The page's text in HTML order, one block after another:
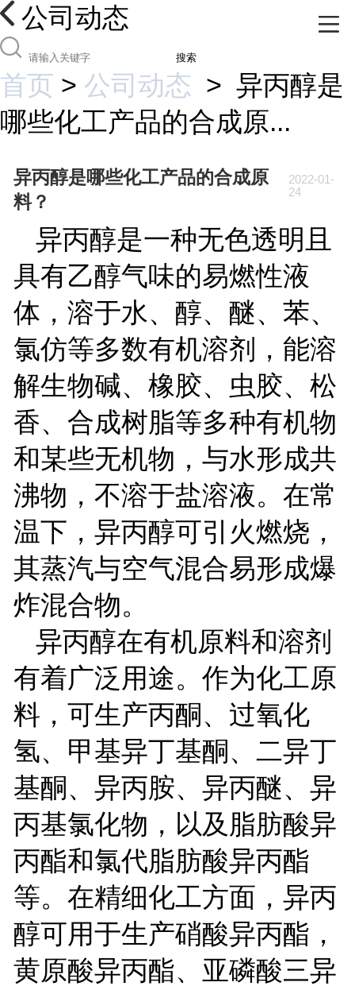
公司动态
搜索
首页 > 公司动态 > 异丙醇是
哪些化工产品的合成原...
异丙醇是哪些化工产品的合成原
料？
2022-01-
24
异丙醇是一种无色透明且
具有乙醇气味的易燃性液
体，溶于水、醇、醚、苯、
氯仿等多数有机溶剂，能溶
解生物碱、橡胶、虫胶、松
香、合成树脂等多种有机物
和某些无机物，与水形成共
沸物，不溶于盐溶液。在常
温下，异丙醇可引火燃烧，
其蒸汽与空气混合易形成爆
炸混合物。
异丙醇在有机原料和溶剂
有着广泛用途。作为化工原
料，可生产丙酮、过氧化
氢、甲基异丁基酮、二异丁
基酮、异丙胺、异丙醚、异
丙基氯化物，以及脂肪酸异
丙酯和氯代脂肪酸异丙酯
等。在精细化工方面，异丙
醇可用于生产硝酸异丙酯，
黄原酸异丙酯、亚磷酸三异